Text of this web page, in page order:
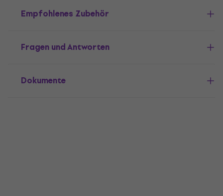
Empfohlenes Zubehör
Fragen und Antworten
Dokumente